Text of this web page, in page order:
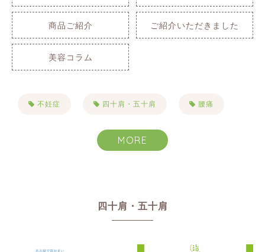
商品ご紹介 ご紹介いただきました
美容コラム
不妊症 四十肩・五十肩 腰痛
自律神経失調症
目まい・耳鳴り・難聴
MORE
四十肩・五十肩